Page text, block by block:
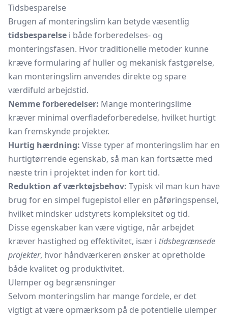
Tidsbesparelse
Brugen af monteringslim kan betyde væsentlig
tidsbesparelse i både forberedelses- og
monteringsfasen. Hvor traditionelle metoder kunne
kræve formularing af huller og mekanisk fastgørelse,
kan monteringslim anvendes direkte og spare
værdifuld arbejdstid.
Nemme forberedelser: Mange monteringslime
kræver minimal overfladeforberedelse, hvilket hurtigt
kan fremskynde projekter.
Hurtig hærdning: Visse typer af monteringslim har en
hurtigtørrende egenskab, så man kan fortsætte med
næste trin i projektet inden for kort tid.
Reduktion af værktøjsbehov: Typisk vil man kun have
brug for en simpel fugepistol eller en påføringspensel,
hvilket mindsker udstyrets kompleksitet og tid.
Disse egenskaber kan være vigtige, når arbejdet
kræver hastighed og effektivitet, især i tidsbegrænsede
projekter, hvor håndværkeren ønsker at opretholde
både kvalitet og produktivitet.
Ulemper og begrænsninger
Selvom monteringslim har mange fordele, er det
vigtigt at være opmærksom på de potentielle ulemper